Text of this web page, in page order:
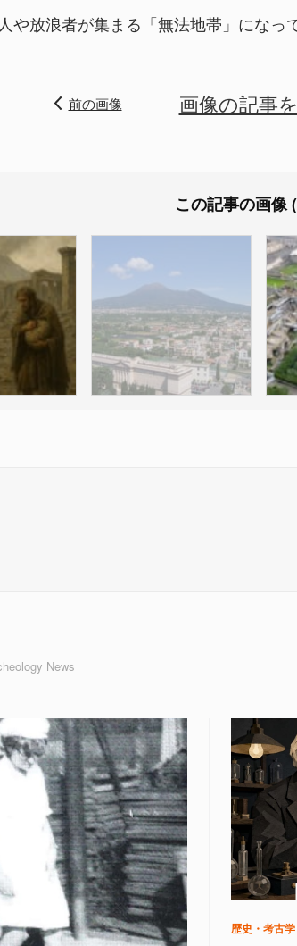
や放浪者が集まる「無法地帯」になっ
前の画像 画像の記事
この記事の画像
News
歴史・考古学